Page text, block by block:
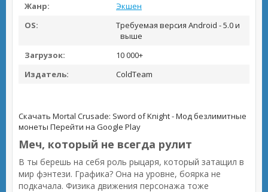
Жанр:
Экшен
OS:
Требуемая версия Android - 5.0 и
выше
Загрузок:
10 000+
Издатель:
ColdTeam
Скачать Mortal Crusade: Sword of Knight - Мод безлимитные
монеты Перейти на Google Play
Меч, который не всегда рулит
В ты берешь на себя роль рыцаря, который затащил в
мир фэнтези. Графика? Она на уровне, боярка не
подкачала. Физика движения персонажа тоже